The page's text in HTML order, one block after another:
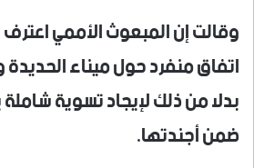
وقالت إن المبعوث الأممي
اتفاق منفرد حول ميناء
بدلا من ذلك لإيجاد تسوية
ضمن أجندتها.